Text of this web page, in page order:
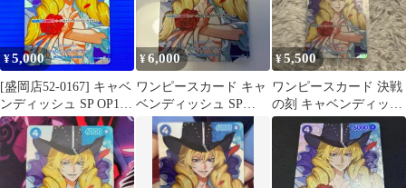
¥5,000
[盛岡店52-0167] キャベ
ンディッシュ SP OP10-
045 決戦の刻[中古/パ
ケ]
¥6,000
ワンピースカード キャ
ベンディッシュ SP
OP10-045
¥5,500
ワンピースカード 決戦
の刻 キャベンディッシ
ュ SP OP10-045